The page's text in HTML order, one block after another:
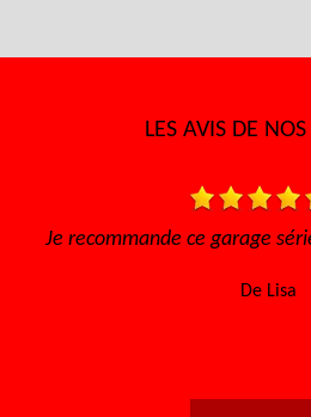
LES AVIS DE
ce garage sérieux et prix